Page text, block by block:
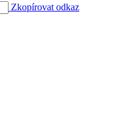
Zkopírovat odkaz